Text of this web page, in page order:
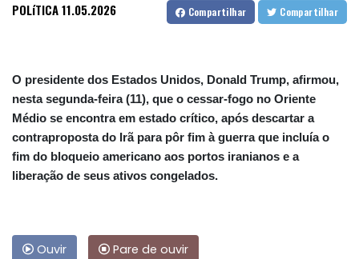
POLíTICA11.05.2026 Compartilhar Compartilhar
O presidente dos Estados Unidos, Donald Trump, afirmou,
nesta segunda-feira (11), que o cessar-fogo no Oriente
Médio se encontra em estado crítico, após descartar a
contraproposta do Irã para pôr fim à guerra que incluía o
fim do bloqueio americano aos portos iranianos e a
liberação de seus ativos congelados.
Ouvir Pare de ouvir